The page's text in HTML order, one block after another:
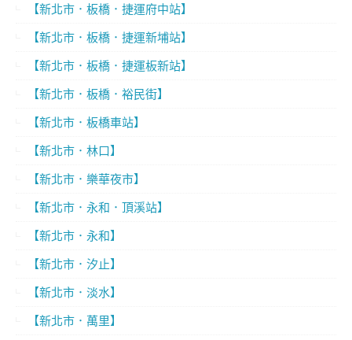
【新北市．板橋．捷運府中站】
【新北市．板橋．捷運新埔站】
【新北市．板橋．捷運板新站】
【新北市．板橋．裕民街】
【新北市．板橋車站】
【新北市．林口】
【新北市．樂華夜市】
【新北市．永和．頂溪站】
【新北市．永和】
【新北市．汐止】
【新北市．淡水】
【新北市．萬里】